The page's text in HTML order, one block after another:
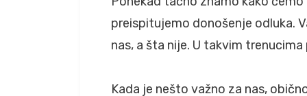
preispitujemo donošenje odluka.
nas, a šta nije. U takvim
Kada je nešto važno za nas,